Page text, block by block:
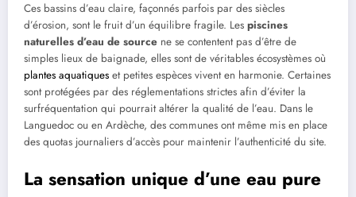
Ces bassins d’eau claire, façonnés parfois par des siècles
d’érosion, sont le fruit d’un équilibre fragile. Les piscines
naturelles d’eau de source ne se contentent pas d’être de
simples lieux de baignade, elles sont de véritables écosystèmes où
plantes aquatiques et petites espèces vivent en harmonie. Certaines
sont protégées par des réglementations strictes afin d’éviter la
surfréquentation qui pourrait altérer la qualité de l’eau. Dans le
Languedoc ou en Ardèche, des communes ont même mis en place
des quotas journaliers d’accès pour maintenir l’authenticité du site.
La sensation unique d’une eau pure